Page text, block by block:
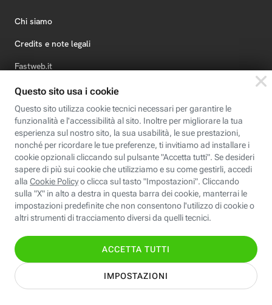
Chi siamo
Credits e note legali
Fastweb.it
Formazione
Fastweb Digital Academy
STEP FuturAbility District
Insieme, siamo futuro
© Fastweb SpA 2026 - P.IVA 12878470157
Informativa
Modifica